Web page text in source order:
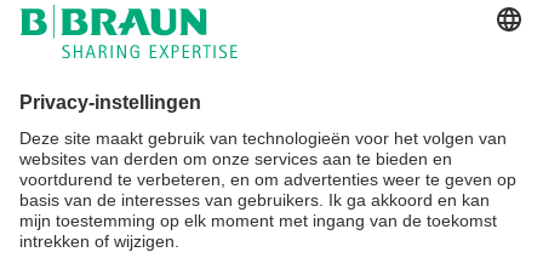
Niet alle producten zijn geregistreerd en goedgekeurd voor verkoop in alle
landen of regio's. De gebruiksindicaties kunnen ook per land en regio
productbeschikbaarheid en informatie. Productafbeeldingen zijn alleen ter